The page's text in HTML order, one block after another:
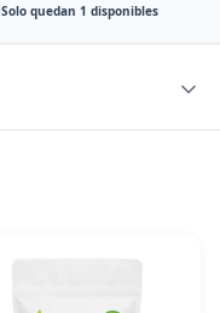
Solo quedan 1 disponibles